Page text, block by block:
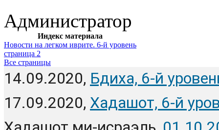
Администратор
Индекс материала
Новости на легком иврите. 6-й уровень
страница 2
Все страницы
14.09.2020, Бдиха, 6-й
17.09.2020, Хадашот, 6-й